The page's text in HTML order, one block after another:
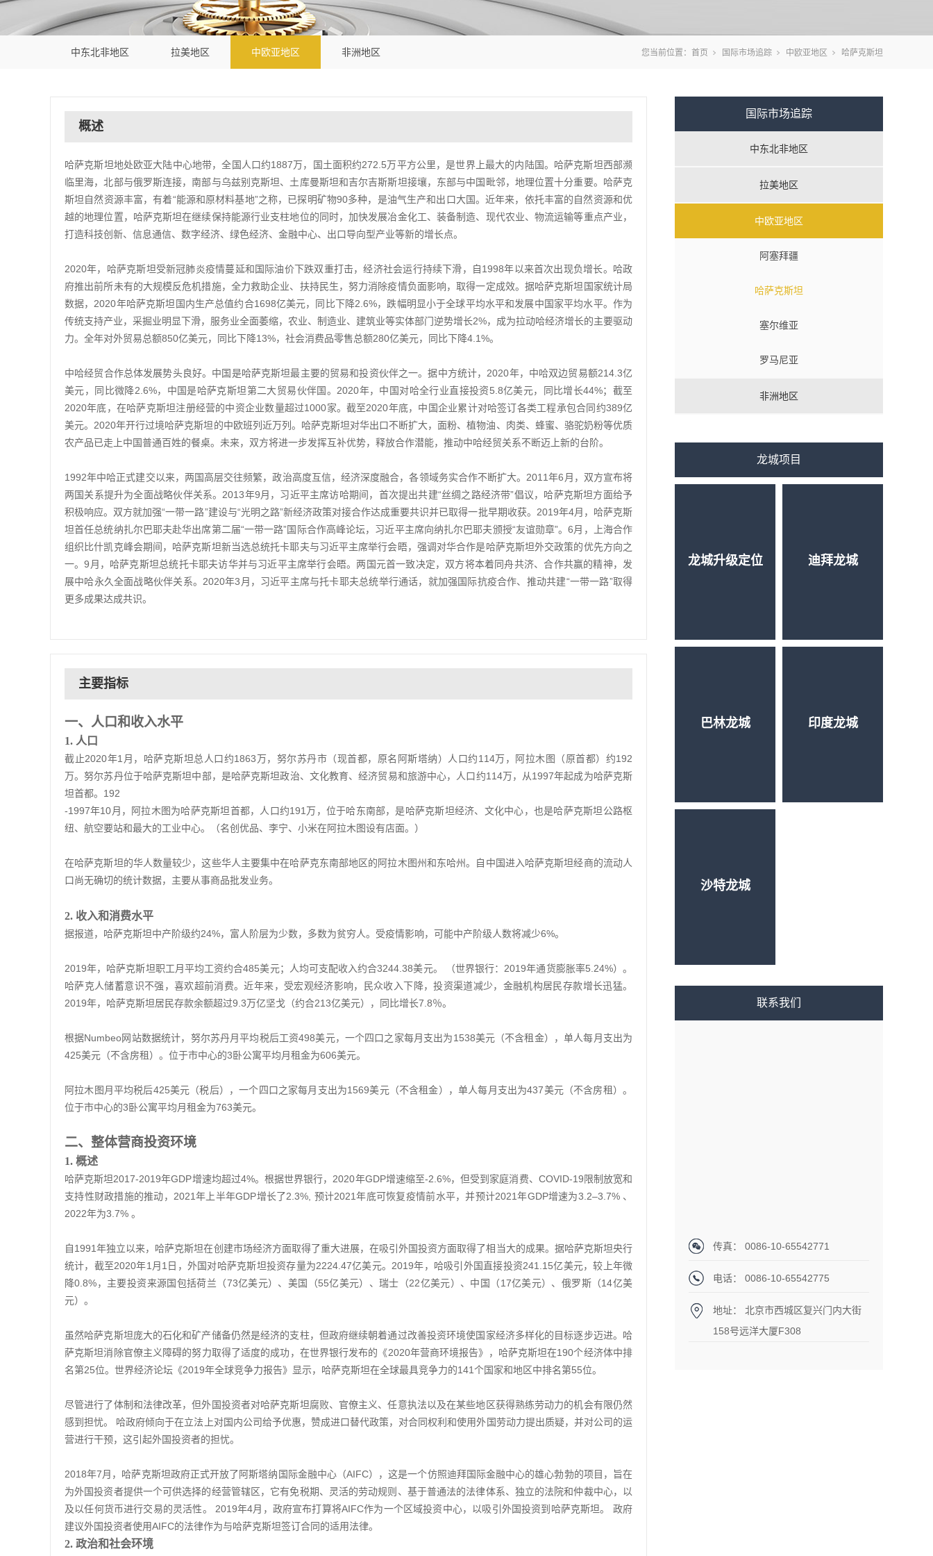
中东北非地区 拉美地区 中欧亚地区 非洲地区 您当前位置： 首页 国际市场追踪 中欧亚地区 哈萨克斯坦
概述
哈萨克斯坦地处欧亚大陆中心地带，全国人口约1887万，国土面积约272.5万平方公里，是世界上最大的内陆国。哈萨克斯坦西部濒
临里海，北部与俄罗斯连接，南部与乌兹别克斯坦、土库曼斯坦和吉尔吉斯斯坦接壤，东部与中国毗邻，地理位置十分重要。哈萨克
斯坦自然资源丰富，有着“能源和原材料基地”之称，已探明矿物90多种，是油气生产和出口大国。近年来，依托丰富的自然资源和优
越的地理位置，哈萨克斯坦在继续保持能源行业支柱地位的同时，加快发展冶金化工、装备制造、现代农业、物流运输等重点产业，
打造科技创新、信息通信、数字经济、绿色经济、金融中心、出口导向型产业等新的增长点。
2020年，哈萨克斯坦受新冠肺炎疫情蔓延和国际油价下跌双重打击，经济社会运行持续下滑，自1998年以来首次出现负增长。哈政
府推出前所未有的大规模反危机措施，全力救助企业、扶持民生，努力消除疫情负面影响，取得一定成效。据哈萨克斯坦国家统计局
数据，2020年哈萨克斯坦国内生产总值约合1698亿美元，同比下降2.6%，跌幅明显小于全球平均水平和发展中国家平均水平。作为
传统支持产业，采掘业明显下滑，服务业全面萎缩，农业、制造业、建筑业等实体部门逆势增长2%，成为拉动哈经济增长的主要驱动
力。全年对外贸易总额850亿美元，同比下降13%，社会消费品零售总额280亿美元，同比下降4.1%。
中哈经贸合作总体发展势头良好。中国是哈萨克斯坦最主要的贸易和投资伙伴之一。据中方统计，2020年，中哈双边贸易额214.3亿
美元，同比微降2.6%，中国是哈萨克斯坦第二大贸易伙伴国。2020年，中国对哈全行业直接投资5.8亿美元，同比增长44%；截至
2020年底，在哈萨克斯坦注册经营的中资企业数量超过1000家。截至2020年底，中国企业累计对哈签订各类工程承包合同约389亿
美元。2020年开行过境哈萨克斯坦的中欧班列近万列。哈萨克斯坦对华出口不断扩大，面粉、植物油、肉类、蜂蜜、骆驼奶粉等优质
农产品已走上中国普通百姓的餐桌。未来，双方将进一步发挥互补优势，释放合作潜能，推动中哈经贸关系不断迈上新的台阶。
1992年中哈正式建交以来，两国高层交往频繁，政治高度互信，经济深度融合，各领域务实合作不断扩大。2011年6月，双方宣布将
两国关系提升为全面战略伙伴关系。2013年9月，习近平主席访哈期间，首次提出共建“丝绸之路经济带”倡议，哈萨克斯坦方面给予
积极响应。双方就加强“一带一路”建设与“光明之路”新经济政策对接合作达成重要共识并已取得一批早期收获。2019年4月，哈萨克斯
坦首任总统纳扎尔巴耶夫赴华出席第二届“一带一路”国际合作高峰论坛，习近平主席向纳扎尔巴耶夫颁授“友谊勋章”。6月，上海合作
组织比什凯克峰会期间，哈萨克斯坦新当选总统托卡耶夫与习近平主席举行会晤，强调对华合作是哈萨克斯坦外交政策的优先方向之
一。9月，哈萨克斯坦总统托卡耶夫访华并与习近平主席举行会晤。两国元首一致决定，双方将本着同舟共济、合作共赢的精神，发
展中哈永久全面战略伙伴关系。2020年3月，习近平主席与托卡耶夫总统举行通话，就加强国际抗疫合作、推动共建“一带一路”取得
更多成果达成共识。
主要指标
一、人口和收入水平
1. 人口
截止2020年1月，哈萨克斯坦总人口约1863万，努尔苏丹市（现首都，原名阿斯塔纳）人口约114万，阿拉木图（原首都）约192
万。努尔苏丹位于哈萨克斯坦中部，是哈萨克斯坦政治、文化教育、经济贸易和旅游中心，人口约114万，从1997年起成为哈萨克斯
坦首都。192
-1997年10月，阿拉木图为哈萨克斯坦首都，人口约191万，位于哈东南部，是哈萨克斯坦经济、文化中心，也是哈萨克斯坦公路枢
纽、航空要站和最大的工业中心。（名创优品、李宁、小米在阿拉木图设有店面。）
在哈萨克斯坦的华人数量较少，这些华人主要集中在哈萨克东南部地区的阿拉木图州和东哈州。自中国进入哈萨克斯坦经商的流动人
口尚无确切的统计数据，主要从事商品批发业务。
2. 收入和消费水平
据报道，哈萨克斯坦中产阶级约24%，富人阶层为少数，多数为贫穷人。受疫情影响，可能中产阶级人数将减少6%。
2019年，哈萨克斯坦职工月平均工资约合485美元；人均可支配收入约合3244.38美元。 （世界银行：2019年通货膨胀率5.24%）。
哈萨克人储蓄意识不强，喜欢超前消费。近年来，受宏观经济影响，民众收入下降，投资渠道减少，金融机构居民存款增长迅猛。
2019年，哈萨克斯坦居民存款余额超过9.3万亿坚戈（约合213亿美元），同比增长7.8％。
根据Numbeo网站数据统计，努尔苏丹月平均税后工资498美元，一个四口之家每月支出为1538美元（不含租金），单人每月支出为
425美元（不含房租）。位于市中心的3卧公寓平均月租金为606美元。
阿拉木图月平均税后425美元（税后），一个四口之家每月支出为1569美元（不含租金），单人每月支出为437美元（不含房租）。
位于市中心的3卧公寓平均月租金为763美元。
二、整体营商投资环境
1. 概述
哈萨克斯坦2017-2019年GDP增速均超过4%。根据世界银行，2020年GDP增速缩至-2.6%，但受到家庭消费、COVID-19限制放宽和
支持性财政措施的推动，2021年上半年GDP增长了2.3%, 预计2021年底可恢复疫情前水平，并预计2021年GDP增速为3.2–3.7% 、
2022年为3.7% 。
自1991年独立以来，哈萨克斯坦在创建市场经济方面取得了重大进展，在吸引外国投资方面取得了相当大的成果。据哈萨克斯坦央行
统计，截至2020年1月1日，外国对哈萨克斯坦投资存量为2224.47亿美元。2019年，哈吸引外国直接投资241.15亿美元，较上年微
降0.8%，主要投资来源国包括荷兰（73亿美元）、美国（55亿美元）、瑞士（22亿美元）、中国（17亿美元）、俄罗斯（14亿美
元）。
虽然哈萨克斯坦庞大的石化和矿产储备仍然是经济的支柱，但政府继续朝着通过改善投资环境使国家经济多样化的目标逐步迈进。哈
萨克斯坦消除官僚主义障碍的努力取得了适度的成功，在世界银行发布的《2020年营商环境报告》，哈萨克斯坦在190个经济体中排
名第25位。世界经济论坛《2019年全球竞争力报告》显示，哈萨克斯坦在全球最具竞争力的141个国家和地区中排名第55位。
尽管进行了体制和法律改革，但外国投资者对哈萨克斯坦腐败、官僚主义、任意执法以及在某些地区获得熟练劳动力的机会有限仍然
感到担忧。 哈政府倾向于在立法上对国内公司给予优惠，赞成进口替代政策，对合同权利和使用外国劳动力提出质疑，并对公司的运
营进行干预，这引起外国投资者的担忧。
2018年7月，哈萨克斯坦政府正式开放了阿斯塔纳国际金融中心（AIFC），这是一个仿照迪拜国际金融中心的雄心勃勃的项目，旨在
为外国投资者提供一个可供选择的经营管辖区，它有免税期、灵活的劳动规则、基于普通法的法律体系、独立的法院和仲裁中心，以
及以任何货币进行交易的灵活性。 2019年4月，政府宣布打算将AIFC作为一个区域投资中心，以吸引外国投资到哈萨克斯坦。 政府
建议外国投资者使用AIFC的法律作为与哈萨克斯坦签订合同的适用法律。
2. 政治和社会环境
国际市场追踪
中东北非地区
拉美地区
中欧亚地区
阿塞拜疆
哈萨克斯坦
塞尔维亚
罗马尼亚
非洲地区
龙城项目
龙城升级定位 迪拜龙城
巴林龙城 印度龙城
沙特龙城
联系我们
传真： 0086-10-65542771
电话： 0086-10-65542775
地址： 北京市西城区复兴门内大街
158号远洋大厦F308